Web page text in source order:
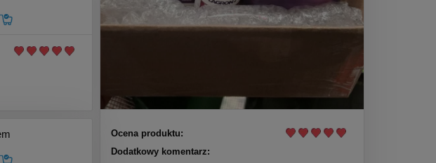
Ocena produktu:
Dodatkowy komentarz: